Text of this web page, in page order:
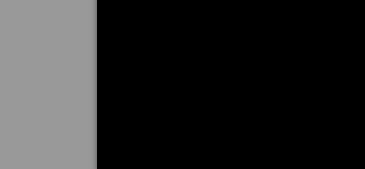
20C-